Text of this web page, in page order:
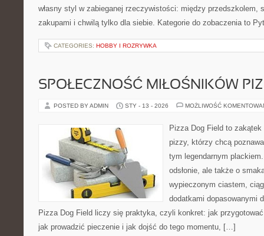
własny styl w zabieganej rzeczywistości: między przedszkolem,
zakupami i chwilą tylko dla siebie. Kategorie do zobaczenia to
CATEGORIES: HOBBY I ROZRYWKA
SPOŁECZNOŚĆ MIŁOŚNIKÓW
POSTED BY ADMIN STY - 13 - 2026 MOŻLIWOŚĆ
Pizza Dog Field to zakątek
pizzy, którzy chcą
tym legendarnym
odsłonie, ale także o
wypieczonym ciastem,
dodatkami dopasowanymi
Pizza Dog Field liczy się praktyka, czyli konkret: jak
jak prowadzić pieczenie i jak dojść do tego momentu, […]